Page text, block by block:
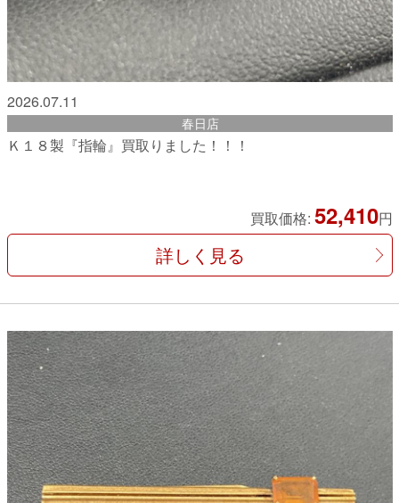
2026.07.11
春日店
Ｋ１８製『指輪』買取りました！！！
買取価格: 52,410円
詳しく見る